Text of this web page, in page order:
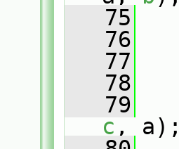
   75
   76
   77
   78
   79
c ,